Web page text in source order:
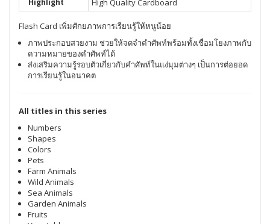
Flash Card เพิ่มศักยภาพการเรียนรู้ให้หนูน้อย
ภาพประกอบสวยงาม ช่วยให้จดจำคำศัพท์พร้อมทั้งเชื่อมโยงภาพกับ
ความหมายของคำศัพท์ได้
ส่งเสริมความรู้รอบตัวเกี่ยวกับคำศัพท์ในแง่มุมต่างๆ เป็นการต่อยอด
การเรียนรู้ในอนาคต
All titles in this series
Numbers
Shapes
Colors
Pets
Farm Animals
Wild Animals
Sea Animals
Garden Animals
Fruits